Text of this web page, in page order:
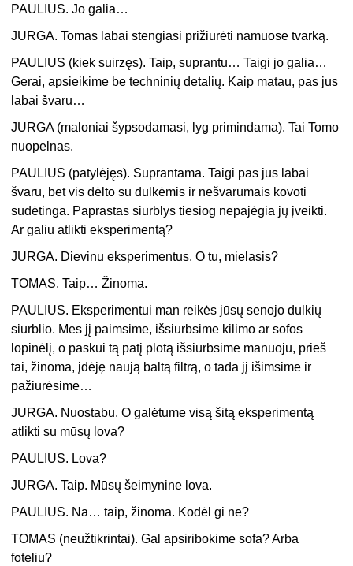
PAULIUS. Jo galia…
JURGA. Tomas labai stengiasi prižiūrėti namuose tvarką.
PAULIUS (kiek suirzęs). Taip, suprantu… Taigi jo galia…
Gerai, apsieikime be techninių detalių. Kaip matau, pas jus
labai švaru…
JURGA (maloniai šypsodamasi, lyg primindama). Tai Tomo
nuopelnas.
PAULIUS (patylėjęs). Suprantama. Taigi pas jus labai
švaru, bet vis dėlto su dulkėmis ir nešvarumais kovoti
sudėtinga. Paprastas siurblys tiesiog nepajėgia jų įveikti.
Ar galiu atlikti eksperimentą?
JURGA. Dievinu eksperimentus. O tu, mielasis?
TOMAS. Taip… Žinoma.
PAULIUS. Eksperimentui man reikės jūsų senojo dulkių
siurblio. Mes jį paimsime, išsiurbsime kilimo ar sofos
lopinėlį, o paskui tą patį plotą išsiurbsime manuoju, prieš
tai, žinoma, įdėję naują baltą filtrą, o tada jį išimsime ir
pažiūrėsime…
JURGA. Nuostabu. O galėtume visą šitą eksperimentą
atlikti su mūsų lova?
PAULIUS. Lova?
JURGA. Taip. Mūsų šeimynine lova.
PAULIUS. Na… taip, žinoma. Kodėl gi ne?
TOMAS (neužtikrintai). Gal apsiribokime sofa? Arba
foteliu?